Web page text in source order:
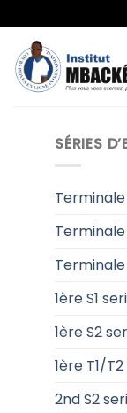
to
content
SÉRIES
Terminale
1ère S1
1ère S2
1ère T1/
2nd S2